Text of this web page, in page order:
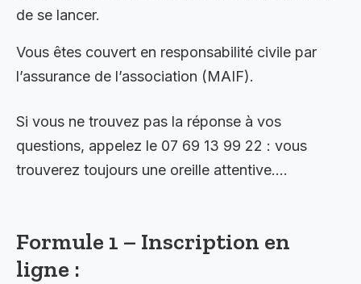
de se lancer.
Vous êtes couvert en responsabilité civile par
l’assurance de l’association (MAIF).
Si vous ne trouvez pas la réponse à vos
questions, appelez le 07 69 13 99 22 : vous
trouverez toujours une oreille attentive….
Formule 1 – Inscription en
ligne :